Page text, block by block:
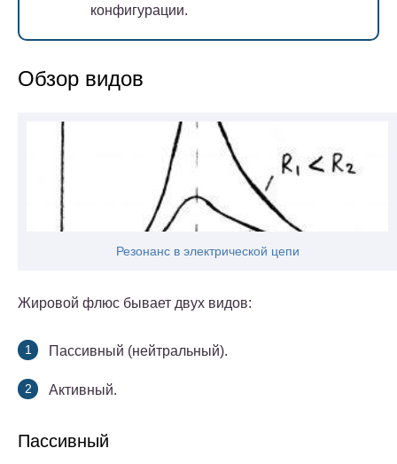
конфигурации.
Обзор видов
Резонанс в электрической цепи
Жировой флюс бывает двух видов:
Пассивный (нейтральный).
Активный.
Пассивный